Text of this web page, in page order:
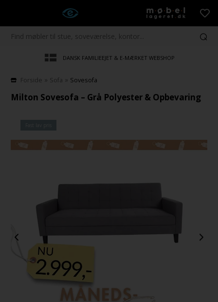
DANSK FAMILIEEJET & E-MÆRKET WEBSHOP
Forside » Sofa » Sovesofa
Milton Sovesofa – Grå Polyester & Opbevaring